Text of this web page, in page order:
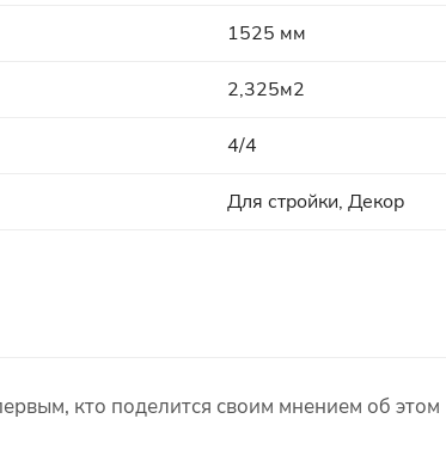
1525 мм
2,325м2
4/4
Для стройки, Декор
кто поделится своим мнением об этом